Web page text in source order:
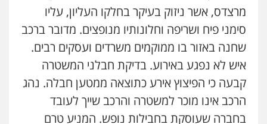
0505216700
עו"ד שלומי שרון
פלילי צבאי מעצרים וחקירות
0547342002
עו"ד אלון קריטי
מרצדס, אשר ניזוק בעיקר בחלקו העליון, עליו
סימני פיח ושריפה וחלונותיו מנופצים. מדובר ברכב
שחנה באזור בו ממוקמים משרדים ועסקים רבים.
איש לא נפגע באירוע. בדיקת חבלני המשטרה
קבעה כי הפיצוץ אירע כתוצאה ממטען חבלה. נהג
הרכב אינו מוכר למשטרה והרכב שייך לעובד
בחברה שעוסקת בחבילות נופש. המניע טרם
משפט פלילי
0545437431
עו"ד עלי סעדי
פשיעה חמורה ליווי וייצוג בחקירות
ומעצרים
0508824984